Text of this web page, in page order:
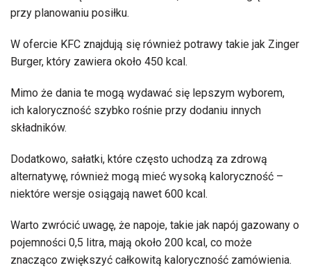
przy planowaniu posiłku.
W ofercie KFC znajdują się również potrawy takie jak Zinger
Burger, który zawiera około 450 kcal.
Mimo że dania te mogą wydawać się lepszym wyborem,
ich kaloryczność szybko rośnie przy dodaniu innych
składników.
Dodatkowo, sałatki, które często uchodzą za zdrową
alternatywę, również mogą mieć wysoką kaloryczność –
niektóre wersje osiągają nawet 600 kcal.
Warto zwrócić uwagę, że napoje, takie jak napój gazowany o
pojemności 0,5 litra, mają około 200 kcal, co może
znacząco zwiększyć całkowitą kaloryczność zamówienia.